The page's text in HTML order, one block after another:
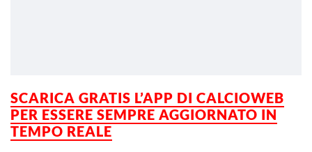
SCARICA GRATIS L’APP DI CALCIOWEB
PER ESSERE SEMPRE AGGIORNATO IN
TEMPO REALE